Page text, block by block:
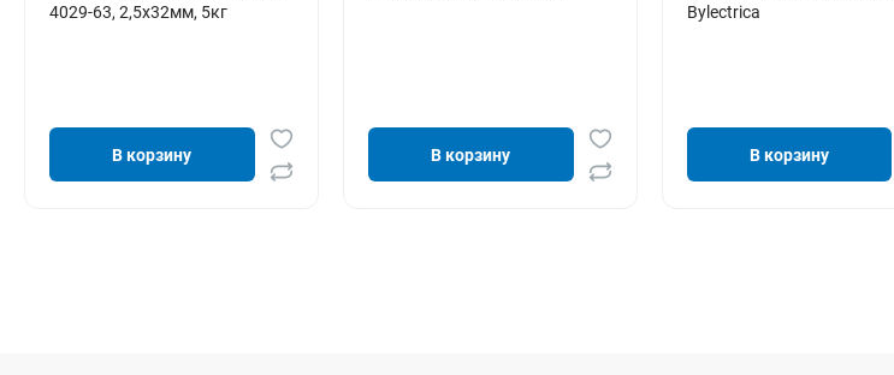
4029-63, 2,5х32мм, 5кг
В корзину В корзину
Bylectrica
В корзину